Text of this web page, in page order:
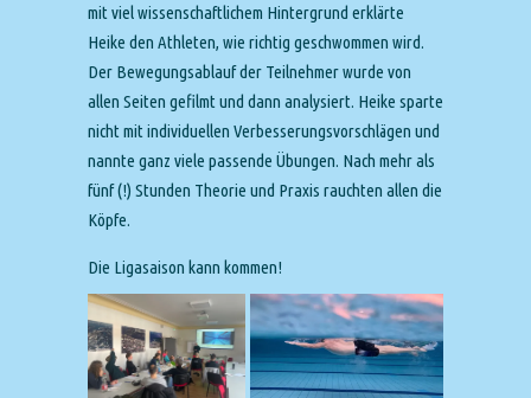
mit viel wissenschaftlichem Hintergrund erklärte
Heike den Athleten, wie richtig geschwommen wird.
Der Bewegungsablauf der Teilnehmer wurde von
allen Seiten gefilmt und dann analysiert. Heike sparte
nicht mit individuellen Verbesserungsvorschlägen und
nannte ganz viele passende Übungen. Nach mehr als
fünf (!) Stunden Theorie und Praxis rauchten allen die
Köpfe.
Die Ligasaison kann kommen!